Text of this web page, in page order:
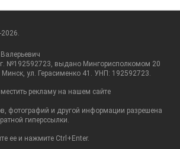
№192592723, выдано Мингорисполкомом 20
ул. Герасименко 41. УНП: 192592723.
рекламу на нашем сайте
фотографий и другой информации разрешена
гиперссылки.
ее и нажмите Ctrl+Enter.